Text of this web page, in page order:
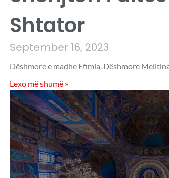
Shtator
September 16, 2023
Dëshmore e madhe Efimia. Dëshmore
Lexo më shumë »